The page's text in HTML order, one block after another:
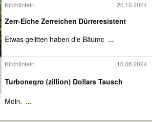
Kirchlinteln 20.10.2024
Zerr-Eiche Zerreichen Dürreresistent
Etwas gelitten haben die Bäumc ...
Kirchlinteln 16.06.2024
Turbonegro (zillion) Dollars Tausch
Moin. ...